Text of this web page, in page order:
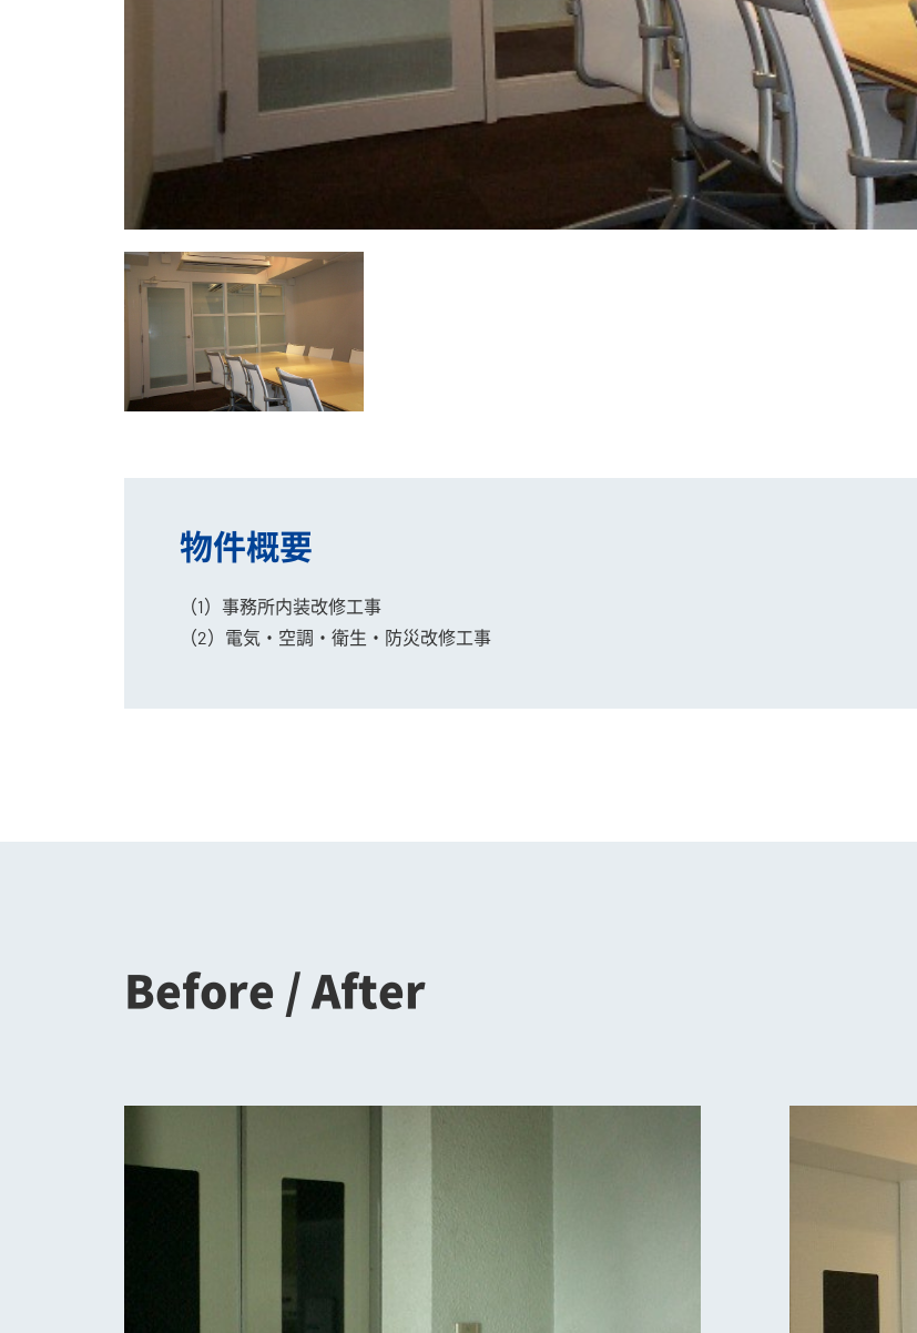
物件概要
（1）事務所内装改修工事
（2）電気・空調・衛生・防災改修工事
Before / After